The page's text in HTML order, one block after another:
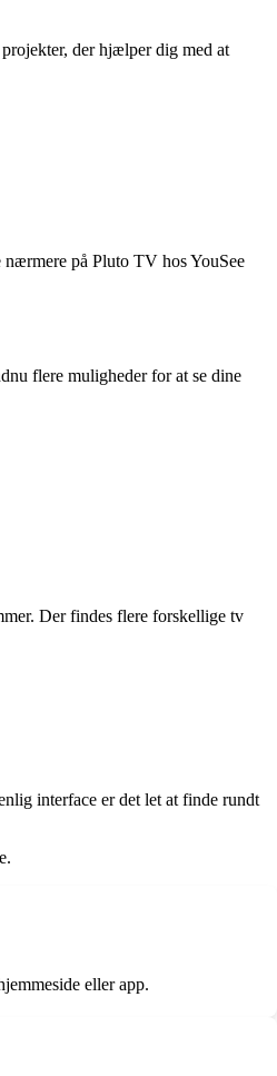
der hjælper dig med at
på Pluto TV hos YouSee
flere muligheder for at se dine
Der findes flere forskellige tv
interface er det let at finde rundt
eller app.